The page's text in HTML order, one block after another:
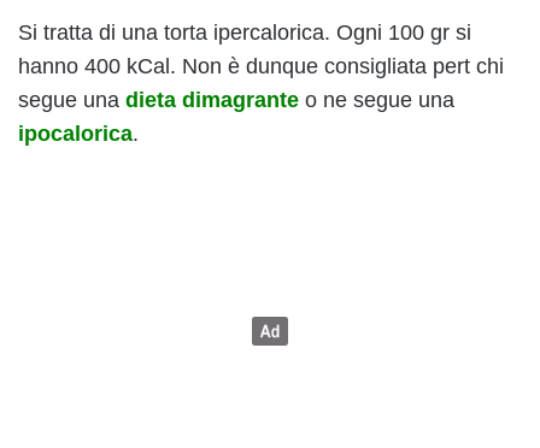
Si tratta di una torta ipercalorica. Ogni 100 gr si
hanno 400 kCal. Non è dunque consigliata pert chi
segue una dieta dimagrante o ne segue una
ipocalorica.